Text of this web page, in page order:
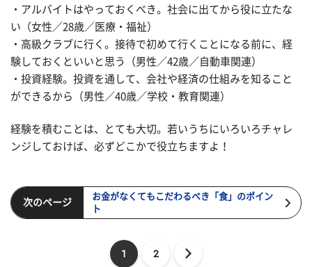
・アルバイトはやっておくべき。社会に出てから役に立たな
い（女性／28歳／医療・福祉）
・高級クラブに行く。接待で初めて行くことになる前に、経
験しておくといいと思う（男性／42歳／自動車関連）
・投資経験。投資を通して、会社や経済の仕組みを知ること
ができるから（男性／40歳／学校・教育関連）
経験を積むことは、とても大切。若いうちにいろいろチャレ
ンジしておけば、必ずどこかで役立ちますよ！
次のページ
お金がなくてもこだわるべき「食」のポイン
ト
1 2